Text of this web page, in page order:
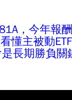
，今年報
懂主被動
長期勝負關